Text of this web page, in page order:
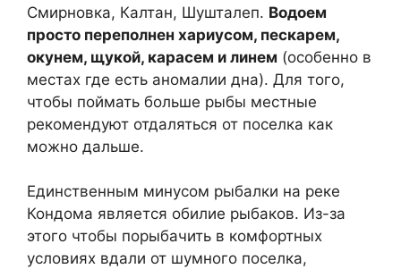
Смирновка, Калтан, Шушталеп. Водоем
просто переполнен хариусом, пескарем,
окунем, щукой, карасем и линем (особенно в
местах где есть аномалии дна). Для того,
чтобы поймать больше рыбы местные
рекомендуют отдаляться от поселка как
можно дальше.
Единственным минусом рыбалки на реке
Кондома является обилие рыбаков. Из-за
этого чтобы порыбачить в комфортных
условиях вдали от шумного поселка,